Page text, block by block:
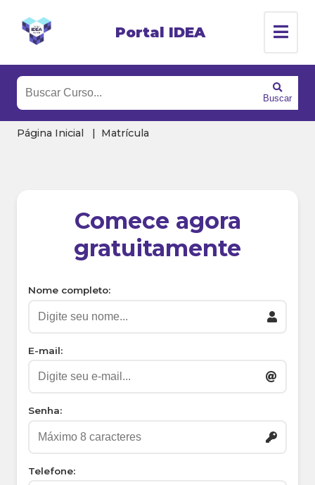
Portal IDEA
Buscar
Página Inicial Matrícula
Comece agora
gratuitamente
Nome completo:
E-mail:
Senha:
Telefone: